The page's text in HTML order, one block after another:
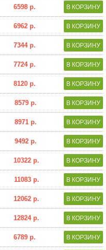
6598 р.
6962 р.
7344 р.
7724 р.
8120 р.
8579 р.
8971 р.
9492 р.
10322 р.
11083 р.
12062 р.
12824 р.
6789 р.